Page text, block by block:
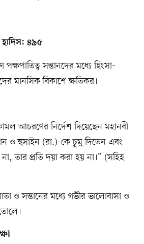
৪৯৫
সন্তানদের মধ্যে হিংসা-
মানসিক বিকাশে ক্ষতিকর।
আচরণের নির্দেশ দিয়েছেন মহানবী
ও হুসাইন (রা.)-কে চুমু দিতেন এবং
তার প্রতি দয়া করা হয় না।” (সহিহ
ও সন্তানের মধ্যে গভীর ভালোবাসা ও